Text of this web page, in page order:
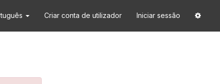
Criar conta de utilizador Iniciar sessão